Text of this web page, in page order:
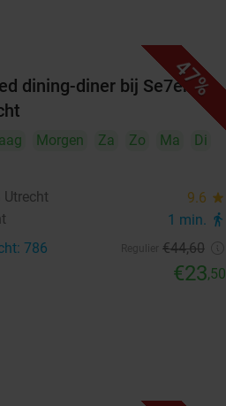
47%
dining-diner bij Se7en
Morgen Za Zo Ma
Di
Utrecht
9.6 star
1 min. directions_walk
786 €44,60
€23,50